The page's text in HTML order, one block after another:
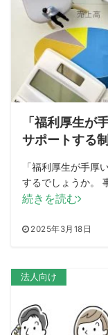
「福利厚生が
サポートする
「福利厚生が手厚
するでしょうか。
2025年3月18日
続きを読む
法人向け